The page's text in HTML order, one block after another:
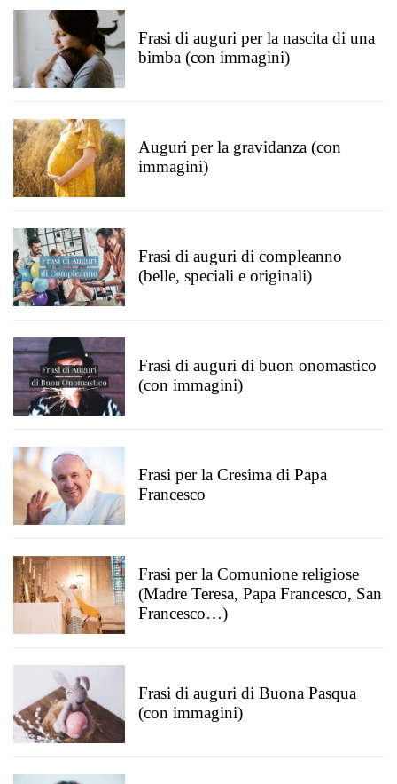
Frasi di auguri per la nascita di una
bimba (con immagini)
Auguri per la gravidanza (con
immagini)
Frasi di auguri di compleanno
(belle, speciali e originali)
Frasi di auguri di buon onomastico
(con immagini)
Frasi per la Cresima di Papa
Francesco
Frasi per la Comunione religiose
(Madre Teresa, Papa Francesco, San
Francesco…)
Frasi di auguri di Buona Pasqua
(con immagini)